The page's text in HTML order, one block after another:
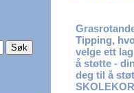
Tipping,
velge ett
å støtte -
deg til å